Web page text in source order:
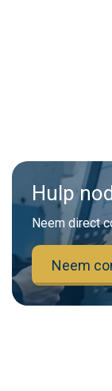
Hulp
Neem direct
Neem